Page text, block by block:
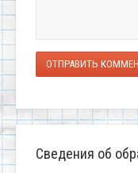
ОТПРАВИТЬ
Сведения об